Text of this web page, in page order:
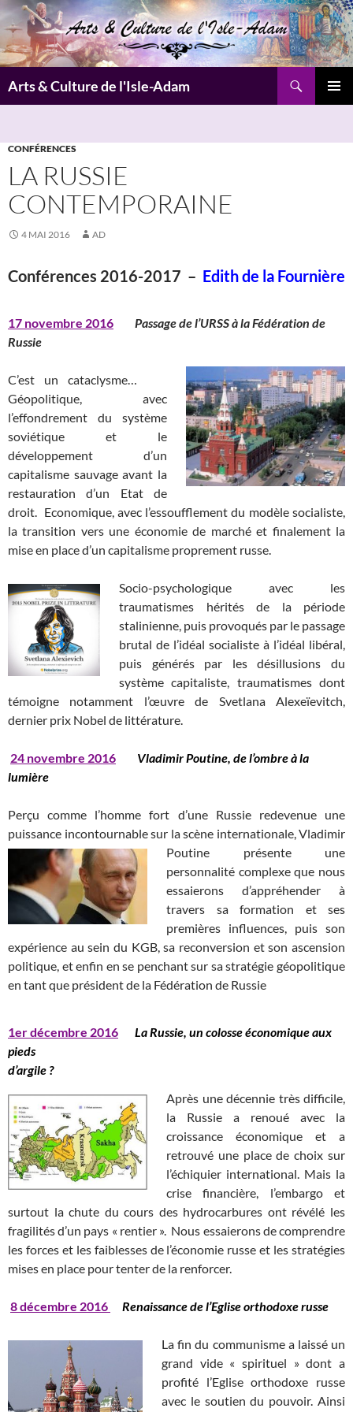
Aller
au
contenu
Arts & Culture de l'Isle-Adam
CONFÉRENCES
LA RUSSIE
CONTEMPORAINE
4 MAI 2016 AD
Conférences 2016-2017 – Edith de la Fournière
17 novembre 2016
Passage de l’URSS à la Fédération de
Russie
C’est un cataclysme…
Géopolitique, avec
l’effondrement du système
soviétique et le
développement d’un
capitalisme sauvage avant la
restauration d’un Etat de
droit. Economique, avec l’essoufflement du modèle socialiste,
la transition vers une économie de marché et finalement la
mise en place d’un capitalisme proprement russe.
Socio-psychologique avec les
traumatismes hérités de la période
stalinienne, puis provoqués par le passage
brutal de l’idéal socialiste à l’idéal libéral,
puis générés par les désillusions du
système capitaliste, traumatismes dont
témoigne notamment l’œuvre de Svetlana Alexeïevitch,
dernier prix Nobel de littérature.
24 novembre 2016
Vladimir Poutine, de l’ombre à la
lumière
Perçu comme l’homme fort d’une Russie redevenue une
puissance incontournable sur la scène internationale, Vladimir
Poutine présente une
personnalité complexe que nous
essaierons d’appréhender à
travers sa formation et ses
premières influences, puis son
expérience au sein du KGB, sa reconversion et son ascension
politique, et enfin en se penchant sur sa stratégie géopolitique
en tant que président de la Fédération de Russie
1er décembre 2016
La Russie, un colosse économique aux
pieds
d’argile ?
Après une décennie très difficile,
la Russie a renoué avec la
croissance économique et a
retrouvé une place de choix sur
l’échiquier international. Mais la
crise financière, l’embargo et
surtout la chute du cours des hydrocarbures ont révélé les
fragilités d’un pays « rentier ». Nous essaierons de comprendre
les forces et les faiblesses de l’économie russe et les stratégies
mises en place pour tenter de la renforcer.
8décembre 2016 Renaissance de l’Eglise orthodoxe russe
La fin du communisme a laissé un
grand vide « spirituel » dont a
profité l’Eglise orthodoxe russe
avec le soutien du pouvoir. Ainsi